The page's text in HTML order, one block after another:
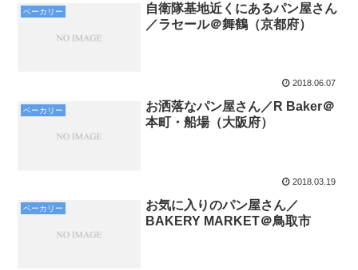
ベーカリー
自衛隊基地近くにあるパン屋さん
／ラセール＠舞鶴（京都府）
2018.06.07
ベーカリー
お洒落なパン屋さん／R Baker＠
本町・船場（大阪府）
2018.03.19
ベーカリー
お気に入りのパン屋さん／
BAKERY MARKET＠鳥取市